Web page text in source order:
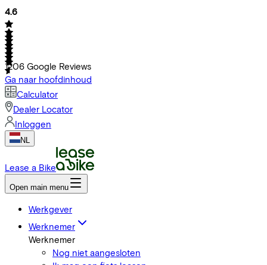
4.6
1206 Google Reviews
Ga naar hoofdinhoud
Calculator
Dealer Locator
Inloggen
NL
Lease a Bike
Open main menu
Werkgever
Werknemer
Werknemer
Nog niet aangesloten